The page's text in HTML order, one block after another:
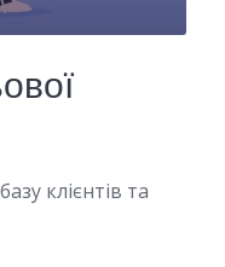
клієнтів та